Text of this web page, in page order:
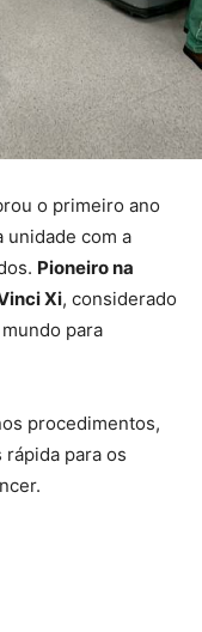
o primeiro ano
unidade com a
Pioneiro na
Xi, considerado
para
procedimentos,
para os